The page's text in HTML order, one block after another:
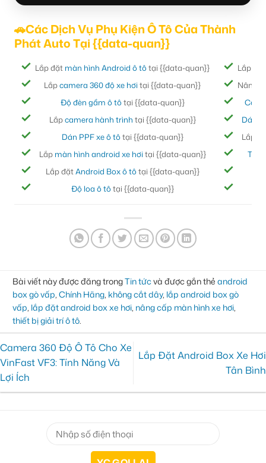
🚗Các Dịch Vụ Phụ Kiện Ô Tô Của Thành
Phát Auto Tại {{data-quan}}
Lắp đặt màn hình Android ô tôtại {{data-quan}}
Lắpcamera 360 độ xe hơi tại {{data-quan}}
Độ đèn gầm ô tôtại {{data-quan}}
Lắpcamera hành trình tại {{data-quan}}
Dán PPF xe ô tôtại {{data-quan}}
Lắp màn hình android xe hơi tại {{data-quan}}
Lắp đặtAndroid Box ô tôtại {{data-quan}}
Độ loa ô tôtại {{data-quan}}
Lắp
Nâng
Dán
Lắp
Bài viết này được đăng trongTin tứcvà được gắn thẻ android
box gò vấp Chính Hãng không cắt dây, lắp android box gò
vấp lắp đặt android box xe hơi nâng cấp màn hình xe hơi
thiết bị giải trí ô tô
Camera 360 Độ Ô Tô Cho Xe
VinFast VF3: Tính Năng Và
Lợi Ích
Lắp Đặt Android Box Xe Hơi
Tân Bình